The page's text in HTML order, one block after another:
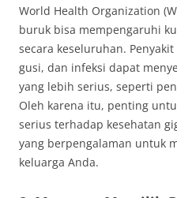
World Health Organization
buruk bisa mempengaruhi
secara keseluruhan.
gusi, dan infeksi dapat
yang lebih serius, seperti
Oleh karena itu, penting
serius terhadap kesehatan
yang berpengalaman untuk
keluarga Anda.